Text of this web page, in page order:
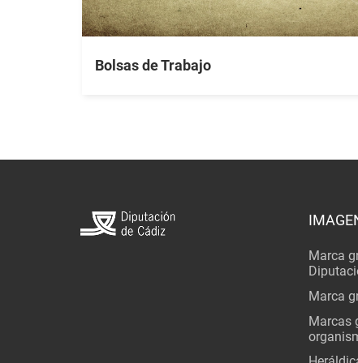
Bolsas de Trabajo
Marca
Marca
Marcas